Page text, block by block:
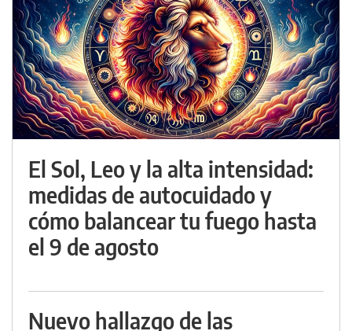
El Sol, Leo y la alta intensidad:
medidas de autocuidado y
cómo balancear tu fuego hasta
el 9 de agosto
Nuevo hallazgo de las